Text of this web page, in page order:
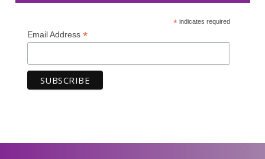
*indicates required
Email Address *